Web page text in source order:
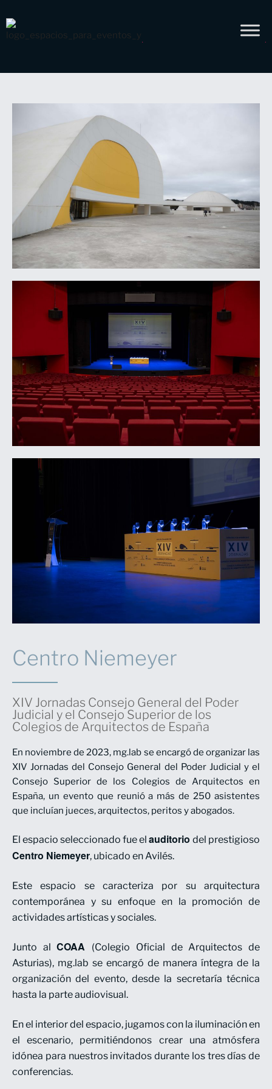
Centro Niemeyer
XIV Jornadas Consejo General del Poder
Judicial y el Consejo Superior de los
Colegios de Arquitectos de España
En noviembre de 2023, mg.lab se encargó de organizar las
XIV Jornadas del Consejo General del Poder Judicial y el
Consejo Superior de los Colegios de Arquitectos en
España, un evento que reunió a más de 250 asistentes
que incluían jueces, arquitectos, peritos y abogados.
El espacio seleccionado fue el auditorio del prestigioso
Centro Niemeyer, ubicado en Avilés.
Este espacio se caracteriza por su arquitectura
contemporánea y su enfoque en la promoción de
actividades artísticas y sociales.
Junto alCOAA
(Colegio Oficial de Arquitectos de
Asturias), mg.lab se encargó de manera íntegra de la
organización del evento, desde la secretaría técnica
hasta la parte audiovisual.
En el interior del espacio, jugamos con la iluminación en
el escenario, permitiéndonos crear una atmósfera
idónea para nuestros invitados durante los tres días de
conferencias.